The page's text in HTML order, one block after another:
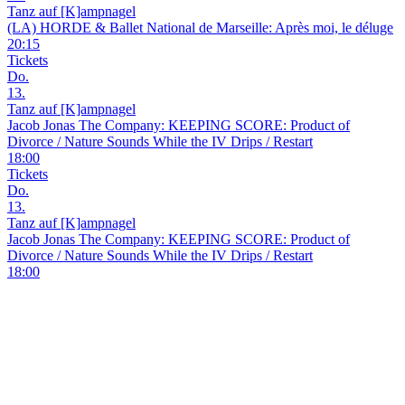
Tanz auf [K]ampnagel
(LA) HORDE & Ballet National de Marseille: Après moi, le déluge
20:15
Tickets
Do.
13.
Tanz auf [K]ampnagel
Jacob Jonas The Company: KEEPING SCORE: Product of
Divorce / Nature Sounds While the IV Drips / Restart
18:00
Tickets
Do.
13.
Tanz auf [K]ampnagel
Jacob Jonas The Company: KEEPING SCORE: Product of
Divorce / Nature Sounds While the IV Drips / Restart
18:00